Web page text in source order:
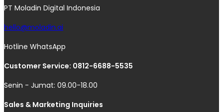
PT Moladin Digital Indonesia
hello@moladin.ai
Hotline WhatsApp
Customer Service: 0812-6688-5535
Senin - Jumat: 09.00-18.00
Sales & Marketing Inquiries